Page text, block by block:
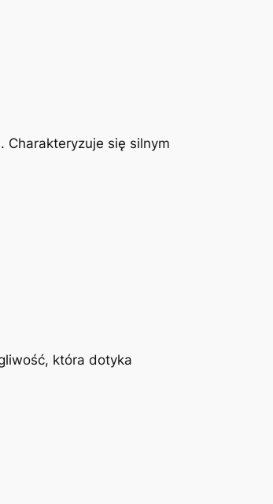
się silnym
która dotyka